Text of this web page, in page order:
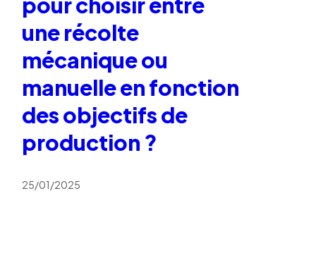
une récolte
mécanique ou
manuelle en fonction
des objectifs de
production ?
25/01/2025